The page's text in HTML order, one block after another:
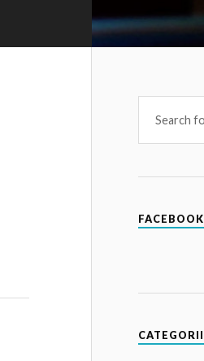
FACEBOOK
CATEGORII